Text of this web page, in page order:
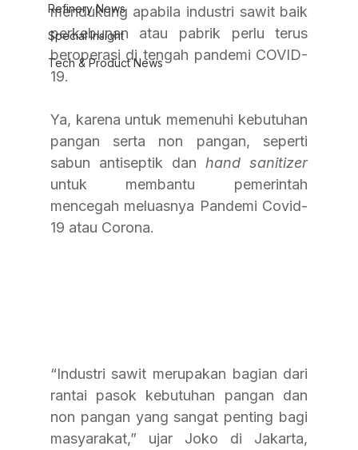
Refinery News
Special Insight
Tech & Product News
mendukung apabila industri sawit baik
perkebunan atau pabrik perlu terus
beroperasi di tengah pandemi COVID-
19.
Ya, karena untuk memenuhi kebutuhan
pangan serta non pangan, seperti
sabun antiseptik dan
untuk membantu pemerintah
mencegah meluasnya Pandemi Covid-
19 atau Corona.
“Industri sawit merupakan bagian dari
rantai pasok kebutuhan pangan dan
non pangan yang sangat penting bagi
masyarakat,” ujar Joko di Jakarta,